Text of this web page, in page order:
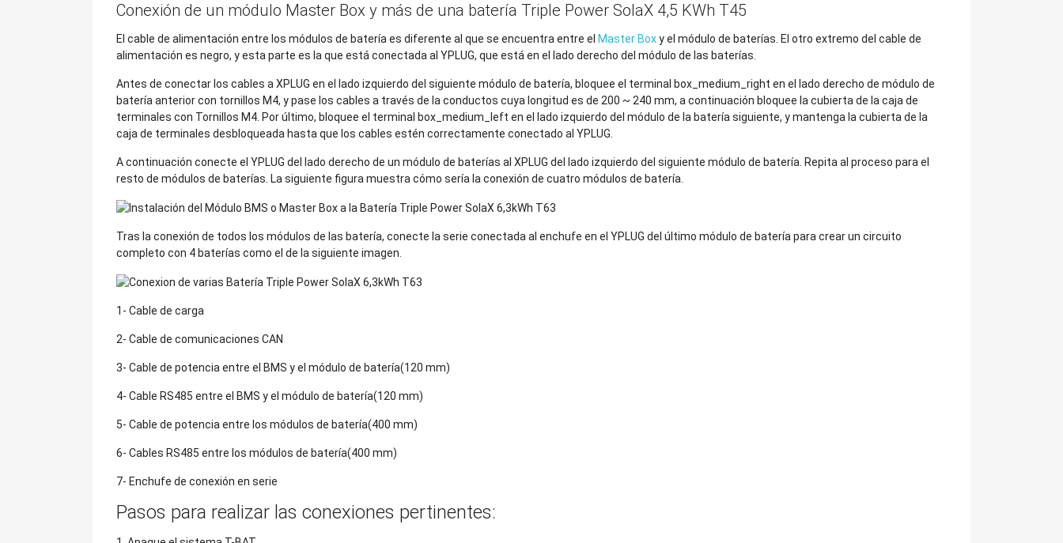
Conexión de un módulo Master Box y más de una batería Triple Power SolaX 4,5 KWh T45
El cable de alimentación entre los módulos de batería es diferente al que se encuentra entre el Master Boxy el módulo de baterías. El otro extremo del cable de
alimentación es negro, y esta parte es la que está conectada al YPLUG, que está en el lado derecho del módulo de las baterías.
Antes de conectar los cables a XPLUG en el lado izquierdo del siguiente módulo de batería, bloquee el terminal box_medium_right en el lado derecho de módulo de
batería anterior con tornillos M4, y pase los cables a través de la conductos cuya longitud es de 200 ~ 240 mm, a continuación bloquee la cubierta de la caja de
terminales con Tornillos M4. Por último, bloquee el terminal box_medium_left en el lado izquierdo del módulo de la batería siguiente, y mantenga la cubierta de la
caja de terminales desbloqueada hasta que los cables estén correctamente conectado al YPLUG.
A continuación conecte el YPLUG del lado derecho de un módulo de baterías al XPLUG del lado izquierdo del siguiente módulo de batería. Repita al proceso para el
resto de módulos de baterías. La siguiente figura muestra cómo sería la conexión de cuatro módulos de batería.
Tras la conexión de todos los módulos de las batería, conecte la serie conectada al enchufe en el YPLUG del último módulo de batería para crear un circuito
completo con 4 baterías como el de la siguiente imagen.
1- Cable de carga
2- Cable de comunicaciones CAN
3- Cable de potencia entre el BMS y el módulo de batería(120 mm)
4- Cable RS485 entre el BMS y el módulo de batería(120 mm)
5- Cable de potencia entre los módulos de batería(400 mm)
6- Cables RS485 entre los módulos de batería(400 mm)
7- Enchufe de conexión en serie
Pasos para realizar las conexiones pertinentes: